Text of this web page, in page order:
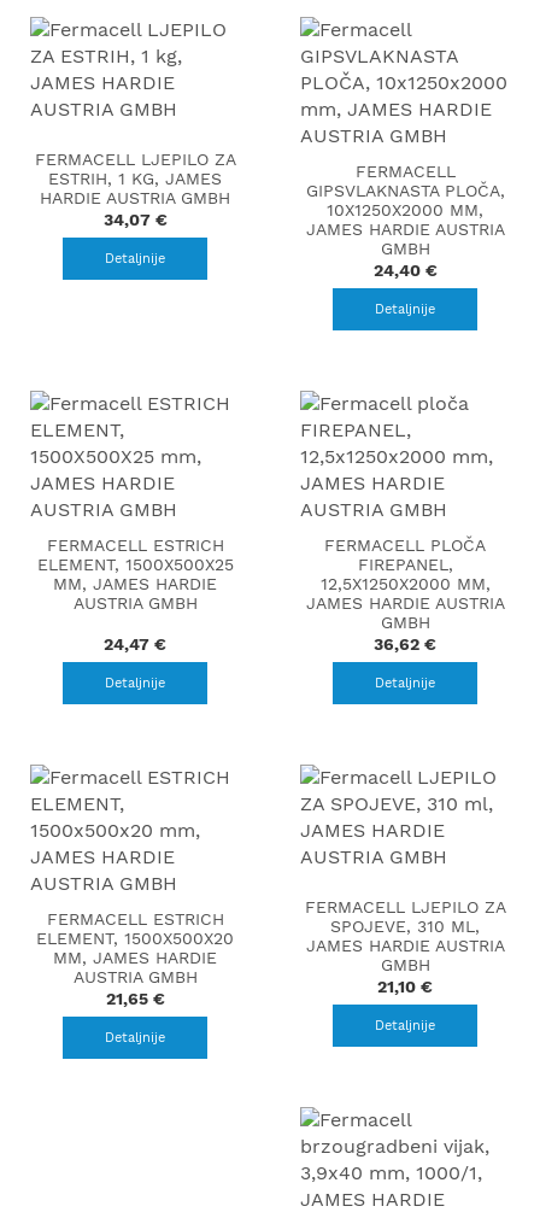
FERMACELL LJEPILO ZA
ESTRIH, 1 KG, JAMES
HARDIE AUSTRIA GMBH
34,07 €
Detaljnije
FERMACELL
GIPSVLAKNASTA PLOČA,
10X1250X2000 MM,
JAMES HARDIE AUSTRIA
GMBH
24,40 €
Detaljnije
FERMACELL ESTRICH
ELEMENT, 1500X500X25
MM, JAMES HARDIE
AUSTRIA GMBH
24,47 €
Detaljnije
FERMACELL PLOČA
FIREPANEL,
12,5X1250X2000 MM,
JAMES HARDIE AUSTRIA
GMBH
36,62 €
Detaljnije
FERMACELL ESTRICH
ELEMENT, 1500X500X20
MM, JAMES HARDIE
AUSTRIA GMBH
21,65 €
Detaljnije
FERMACELL LJEPILO ZA
SPOJEVE, 310 ML,
JAMES HARDIE AUSTRIA
GMBH
21,10 €
Detaljnije